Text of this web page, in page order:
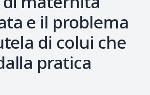
e il problema
di colui che
pratica